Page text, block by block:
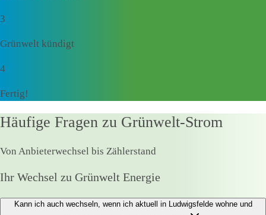
3
Grünwelt kündigt
4
Fertig!
Häufige Fragen zu Grünwelt-Strom
Von Anbieterwechsel bis Zählerstand
Ihr Wechsel zu Grünwelt Energie
Kann ich auch wechseln, wenn ich aktuell in Ludwigsfelde wohne und